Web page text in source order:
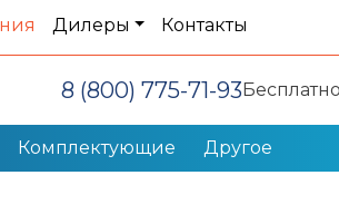
Дилеры Контакты
8 (800) 775-71-93
Комплектующие Другое